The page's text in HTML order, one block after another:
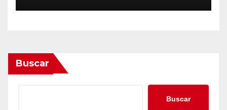
Buscar
Buscar